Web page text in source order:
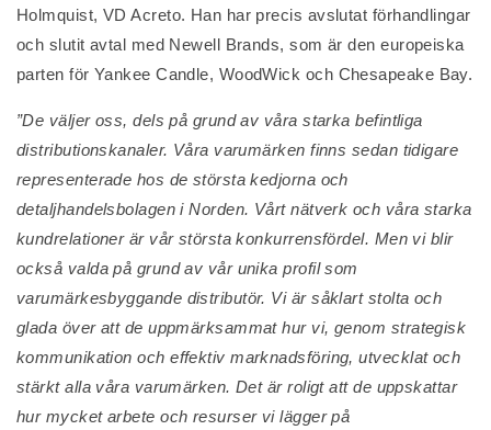
Holmquist, VD Acreto. Han har precis avslutat förhandlingar
och slutit avtal med Newell Brands, som är den europeiska
parten för Yankee Candle, WoodWick och Chesapeake Bay.
”De väljer oss, dels på grund av våra starka befintliga
distributionskanaler. Våra varumärken finns sedan tidigare
representerade hos de största kedjorna och
detaljhandelsbolagen i Norden. Vårt nätverk och våra starka
kundrelationer är vår största konkurrensfördel. Men vi blir
också valda på grund av vår unika profil som
varumärkesbyggande distributör. Vi är såklart stolta och
glada över att de uppmärksammat hur vi, genom strategisk
kommunikation och effektiv marknadsföring, utvecklat och
stärkt alla våra varumärken. Det är roligt att de uppskattar
hur mycket arbete och resurser vi lägger på